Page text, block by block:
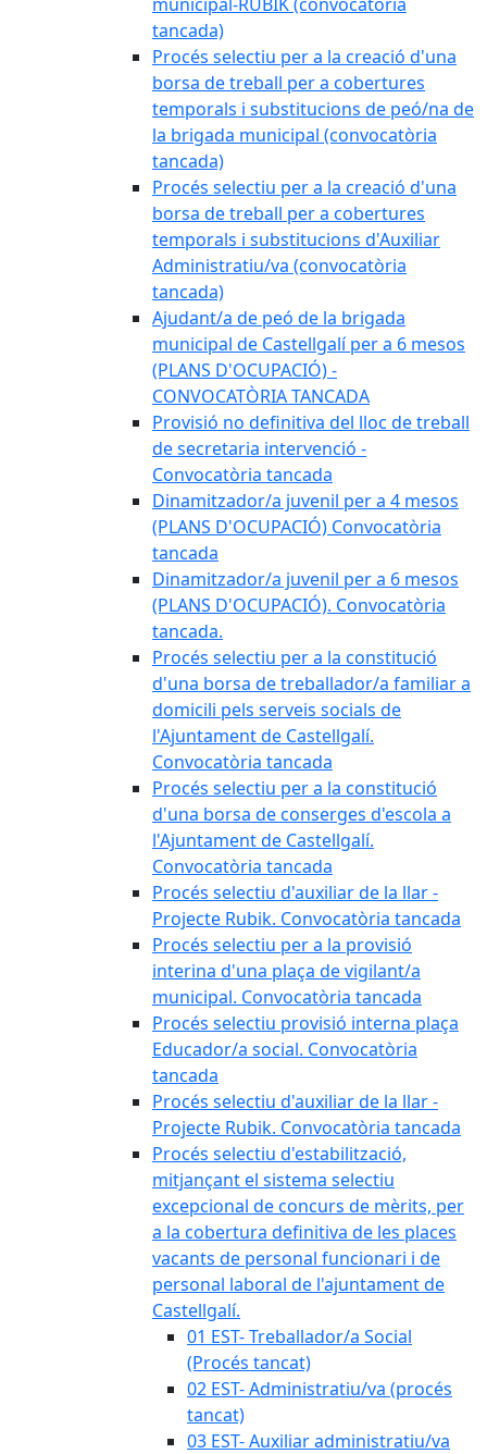
tancada)
Procés selectiu per a la creació d'una
borsa de treball per a cobertures
temporals i substitucions de peó/na de
la brigada municipal (convocatòria
tancada)
Procés selectiu per a la creació d'una
borsa de treball per a cobertures
temporals i substitucions d'Auxiliar
Administratiu/va (convocatòria
tancada)
Ajudant/a de peó de la brigada
municipal de Castellgalí per a 6 mesos
(PLANS D'OCUPACIÓ) -
CONVOCATÒRIA TANCADA
Provisió no definitiva del lloc de treball
de secretaria intervenció -
Convocatòria tancada
Dinamitzador/a juvenil per a 4 mesos
(PLANS D'OCUPACIÓ) Convocatòria
tancada
Dinamitzador/a juvenil per a 6 mesos
(PLANS D'OCUPACIÓ). Convocatòria
tancada.
Procés selectiu per a la constitució
d'una borsa de treballador/a familiar a
domicili pels serveis socials de
l'Ajuntament de Castellgalí.
Convocatòria tancada
Procés selectiu per a la constitució
d'una borsa de conserges d'escola a
l'Ajuntament de Castellgalí.
Convocatòria tancada
Procés selectiu d'auxiliar de la llar -
Projecte Rubik. Convocatòria tancada
Procés selectiu per a la provisió
interina d'una plaça de vigilant/a
municipal. Convocatòria tancada
Procés selectiu provisió interna plaça
Educador/a social. Convocatòria
tancada
Procés selectiu d'auxiliar de la llar -
Projecte Rubik. Convocatòria tancada
Procés selectiu d'estabilització,
mitjançant el sistema selectiu
excepcional de concurs de mèrits, per
a la cobertura definitiva de les places
vacants de personal funcionari i de
personal laboral de l'ajuntament de
Castellgalí.
01 EST- Treballador/a Social
(Procés tancat)
02 EST- Administratiu/va (procés
tancat)
03 EST- Auxiliar administratiu/va